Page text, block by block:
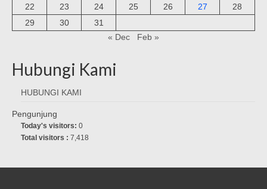
22
23 24 25 26 27
28
29
30
31
« Dec
Feb »
Hubungi Kami
HUBUNGI KAMI
Pengunjung
Today's visitors: 0
Total visitors : 7,418